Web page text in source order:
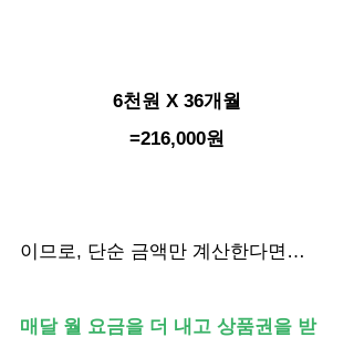
6천원 X 36개월
=216,000원
이므로, 단순 금액만 계산한다면…
매달 월 요금을 더 내고 상품권을 받